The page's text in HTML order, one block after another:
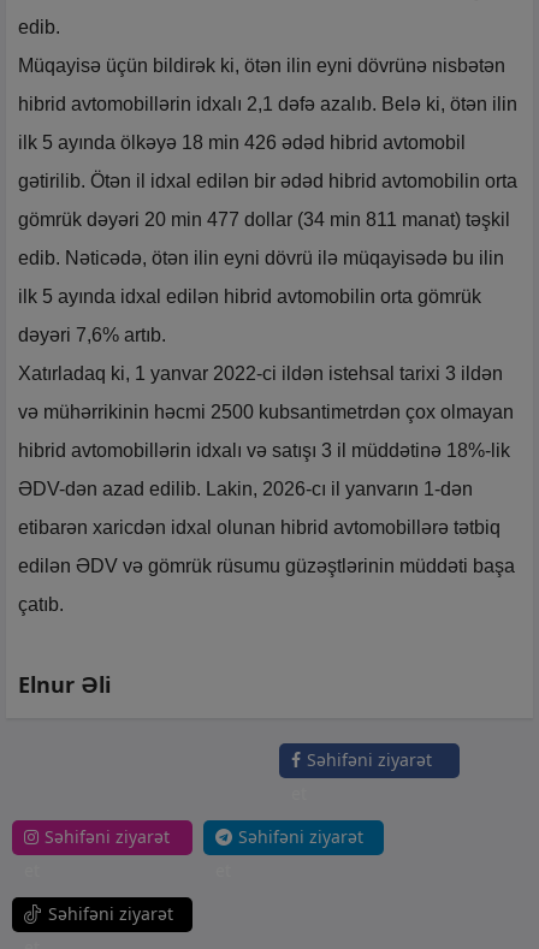
edib.
Müqayisə üçün bildirək ki, ötən ilin eyni dövrünə nisbətən
hibrid avtomobillərin idxalı 2,1 dəfə azalıb. Belə ki, ötən ilin
ilk 5 ayında ölkəyə 18 min 426 ədəd hibrid avtomobil
gətirilib. Ötən il idxal edilən bir ədəd hibrid avtomobilin orta
gömrük dəyəri 20 min 477 dollar (34 min 811 manat) təşkil
edib. Nəticədə, ötən ilin eyni dövrü ilə müqayisədə bu ilin
ilk 5 ayında idxal edilən hibrid avtomobilin orta gömrük
dəyəri 7,6% artıb.
Xatırladaq ki, 1 yanvar 2022-ci ildən istehsal tarixi 3 ildən
və mühərrikinin həcmi 2500 kubsantimetrdən çox olmayan
hibrid avtomobillərin idxalı və satışı 3 il müddətinə 18%-lik
ƏDV-dən azad edilib. Lakin, 2026-cı il yanvarın 1-dən
etibarən xaricdən idxal olunan hibrid avtomobillərə tətbiq
edilən ƏDV və gömrük rüsumu güzəştlərinin müddəti başa
çatıb.
Elnur Əli
Səhifəni ziyarət
Səhifəni ziyarət
Səhifəni ziyarət
Səhifəni ziyarət